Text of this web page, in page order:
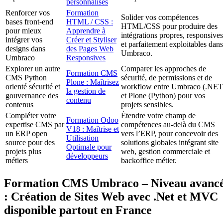
personnalisés
Renforcer vos
bases front-end
pour mieux
intégrer vos
designs dans
Umbraco
Formation
HTML / CSS :
Apprendre à
Créer et Styliser
des Pages Web
Responsives
Solider vos compétences
HTML/CSS pour produire des
intégrations propres, responsives
et parfaitement exploitables dans
Umbraco.
Explorer un autre
CMS Python
orienté sécurité et
gouvernance des
contenus
Formation CMS
Plone : Maîtrisez
la gestion de
contenu
Comparer les approches de
sécurité, de permissions et de
workflow entre Umbraco
et Plone (Python) pour vos
projets sensibles.
Compléter votre
expertise CMS par
un ERP open
source pour des
projets plus
métiers
Formation Odoo
V18 : Maîtrise et
Utilisation
Optimale pour
développeurs
Étendre votre champ de
compétences au-delà du CMS
vers l’ERP, pour concevoir des
solutions globales intégrant site
web, gestion commerciale et
backoffice métier.
Formation CMS Umbraco – Niveau
: Création de Sites Web avec .Net et MVC
disponible partout en France